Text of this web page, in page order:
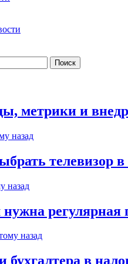
метрики и
назад
телевизор
назад
нужна регулярная
назад
бухгалтера в